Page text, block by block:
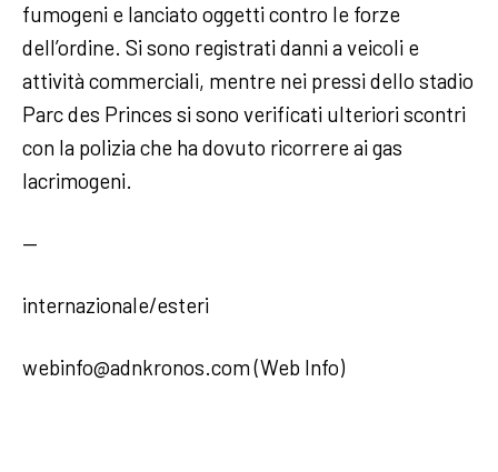
fumogeni e lanciato oggetti contro le forze
dell’ordine. Si sono registrati danni a veicoli e
attività commerciali, mentre nei pressi dello stadio
Parc des Princes si sono verificati ulteriori scontri
con la polizia che ha dovuto ricorrere ai gas
lacrimogeni.
—
internazionale/esteri
webinfo@adnkronos.com (Web Info)